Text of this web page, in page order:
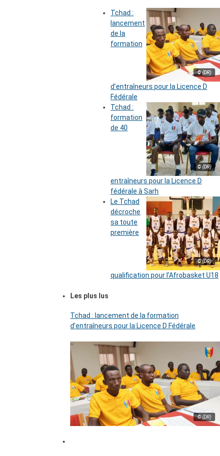
© (DR)
Tchad :
lancement
de la
formation
d’entraîneurs pour la Licence D
Fédérale
© (DR)
Tchad :
formation
de 40
entraîneurs pour la Licence D
fédérale à Sarh
© (DR)
Le Tchad
décroche
sa toute
première
qualification pour l’Afrobasket U18
Les plus lus
Tchad : lancement de la formation
d’entraîneurs pour la Licence D Fédérale
© (DR)